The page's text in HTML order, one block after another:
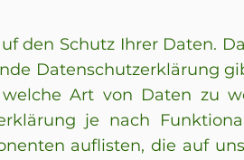
den Schutz Ihrer Daten.
Datenschutzerklärung
Art von Daten zu
je nach
auflisten, die auf